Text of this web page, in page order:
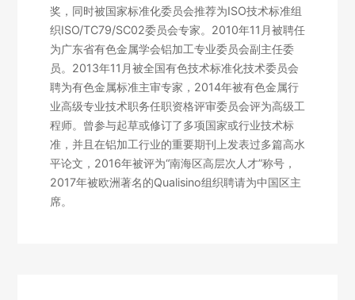
奖，同时被国家标准化委员会推荐为ISO技术标准组
织ISO/TC79/SC02委员会专家。2010年11月被聘任
为广东省有色金属学会铝加工专业委员会副主任委
员。2013年11月被全国有色技术标准化技术委员会
聘为有色金属标准主审专家，2014年被有色金属行
业高级专业技术职务任职资格评审委员会评为高级工
程师。曾参与起草或修订了多项国家或行业技术标
准，并且在铝加工行业的重要期刊上发表过多篇高水
平论文，2016年被评为“南海区高层次人才”称号，
2017年被欧洲著名的Qualisino组织聘请为中国区主
席。